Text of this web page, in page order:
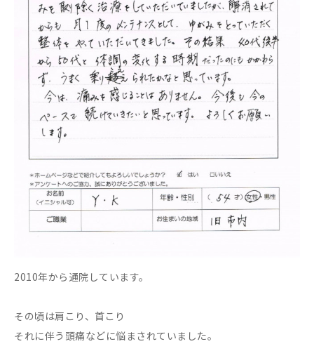
2010年から通院しています。
その頃は肩こり、首こり
それに伴う頭痛などに悩まされていました。